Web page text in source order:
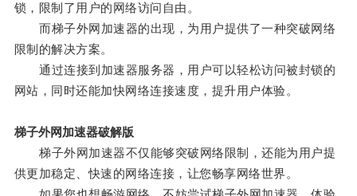
锁，限制了用户的网络访问自由。
而梯子外网加速器的出现，为用户提供了一种突破网络
限制的解决方案。
通过连接到加速器服务器，用户可以轻松访问被封锁的
网站，同时还能加快网络连接速度，提升用户体验。
梯子外网加速器破解版
梯子外网加速器不仅能够突破网络限制，还能为用户提
供更加稳定、快速的网络连接，让您畅享网络世界。